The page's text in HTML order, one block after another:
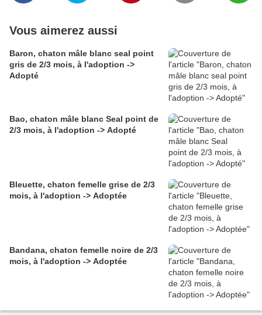
Vous aimerez aussi
Baron, chaton mâle blanc seal point
gris de 2/3 mois, à l'adoption ->
Adopté
Bao, chaton mâle blanc Seal point de
2/3 mois, à l'adoption -> Adopté
Bleuette, chaton femelle grise de 2/3
mois, à l'adoption -> Adoptée
Bandana, chaton femelle noire de 2/3
mois, à l'adoption -> Adoptée